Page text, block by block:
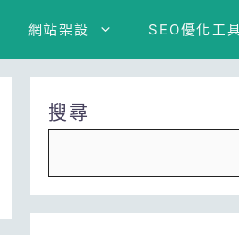
網站架設 SEO優化工
搜尋